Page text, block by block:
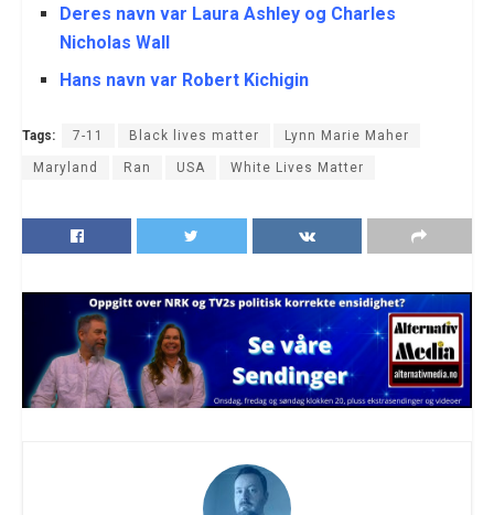
Deres navn var Laura Ashley og Charles
Nicholas Wall
Hans navn var Robert Kichigin
Tags: 7-11 Black lives matter Lynn Marie Maher
Maryland Ran USA White Lives Matter